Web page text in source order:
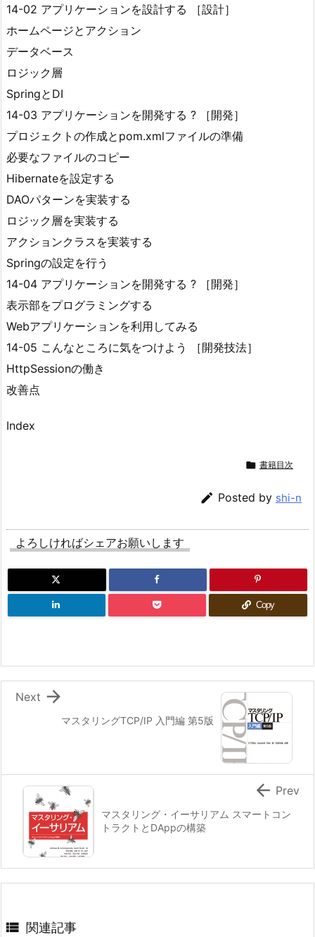
14-02 アプリケーションを設計する ［設計］
ホームページとアクション
データベース
ロジック層
SpringとDI
14-03 アプリケーションを開発する ? ［開発］
プロジェクトの作成とpom.xmlファイルの準備
必要なファイルのコピー
Hibernateを設定する
DAOパターンを実装する
ロジック層を実装する
アクションクラスを実装する
Springの設定を行う
14-04 アプリケーションを開発する ? ［開発］
表示部をプログラミングする
Webアプリケーションを利用してみる
14-05 こんなところに気をつけよう ［開発技法］
HttpSessionの働き
改善点
Index
 書籍目次
 Posted by shi-n
よろしければシェアお願いします
Copy
マスタリングTCP/IP 入門編 第5版

Next
マスタリング・イーサリアム スマートコン
トラクトとDAppの構築
 Prev
 関連記事